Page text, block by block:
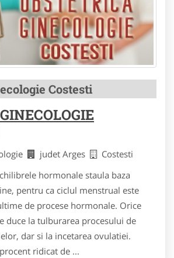
Costesti
judet Arges
Costesti
hormonale staula baza
pentru ca ciclul menstrual este
de procese hormonale. Orice
duce la tulburarea procesului de
dar si la incetarea ovulatiei.
ridicat de ...